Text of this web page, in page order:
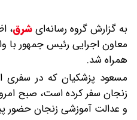
به گزارش گروه رسانه‌ایشرق،
معاون اجرایی رئیس جمهور
همراه شد.
مسعود پزشکیان که در سفری
زنجان سفر کرده است، صبح
و عدالت آموزشی زنجان حضور